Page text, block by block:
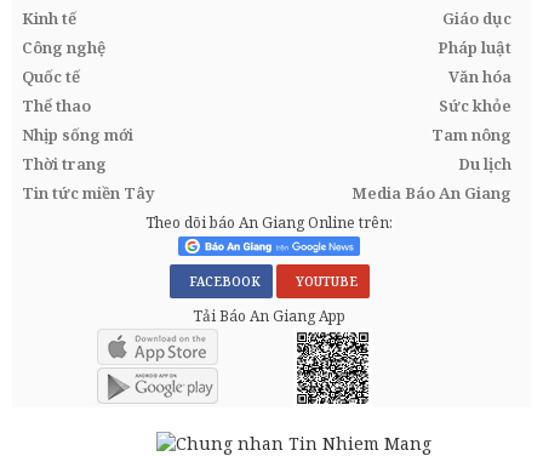
Kinh tế
Giáo dục
Công nghệ
Pháp luật
Quốc tế
Văn hóa
Thể thao
Sức khỏe
Nhịp sống mới
Tam nông
Thời trang
Du lịch
Tin tức miền Tây
Media Báo An Giang
Theo dõi báo An Giang Online trên:
FACEBOOK YOUTUBE
Tải Báo An Giang App